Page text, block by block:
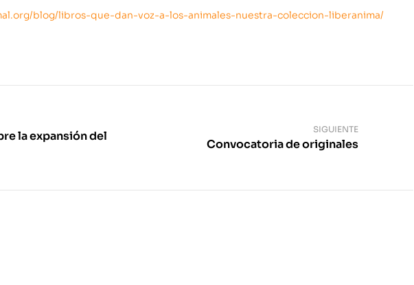
blog/libros-que-dan-voz-a-los-animales-nuestra-coleccion-liberanima/
la expansión del
SIGUIENTE
Convocatoria de originales